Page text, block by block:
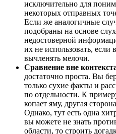
исключительно для
некоторых отправных
Если же аналогичные
подобраны на основе
недостоверной
их не использовать, если
вычленять мелочи.
Сравнение вне
достаточно проста. Вы
только сухие факты и
по отдельности. К
копает яму, другая
Однако, тут есть одна
вы можете не знать
области, то строить